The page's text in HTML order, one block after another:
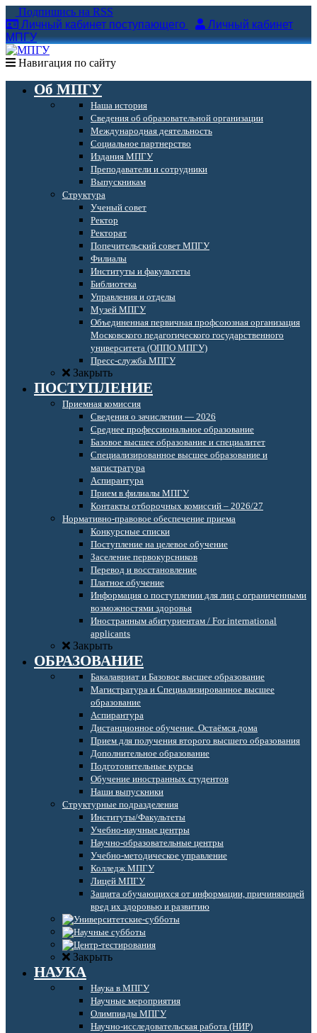
Подпишись на RSS
Личный кабинет поступающего
Личный кабинет
МПГУ
Навигация по сайту
Об МПГУ
Наша история
Сведения об образовательной организации
Международная деятельность
Социальное партнерство
Издания МПГУ
Преподаватели и сотрудники
Выпускникам
Структура
Ученый совет
Ректор
Ректорат
Попечительский совет МПГУ
Филиалы
Институты и факультеты
Библиотека
Управления и отделы
Музей МПГУ
Объединенная первичная профсоюзная организация
Московского педагогического государственного
университета (ОППО МПГУ)
Пресс-служба МПГУ
Закрыть
ПОСТУПЛЕНИЕ
Приемная комиссия
Сведения о зачислении — 2026
Среднее профессиональное образование
Базовое высшее образование и специалитет
Специализированное высшее образование и
магистратура
Аспирантура
Прием в филиалы МПГУ
Контакты отборочных комиссий – 2026/27
Нормативно-правовое обеспечение приема
Конкурсные списки
Поступление на целевое обучение
Заселение первокурсников
Перевод и восстановление
Платное обучение
Информация о поступлении для лиц с ограниченными
возможностями здоровья
Иностранным абитуриентам / For international
applicants
Закрыть
ОБРАЗОВАНИЕ
Бакалавриат и Базовое высшее образование
Магистратура и Специализированное высшее
образование
Аспирантура
Дистанционное обучение. Остаёмся дома
Прием для получения второго высшего образования
Дополнительное образование
Подготовительные курсы
Обучение иностранных студентов
Наши выпускники
Структурные подразделения
Институты/Факультеты
Учебно-научные центры
Научно-образовательные центры
Учебно-методическое управление
Колледж МПГУ
Лицей МПГУ
Защита обучающихся от информации, причиняющей
вред их здоровью и развитию
Закрыть
НАУКА
Наука в МПГУ
Научные мероприятия
Олимпиады МПГУ
Научно-исследовательская работа (НИР)